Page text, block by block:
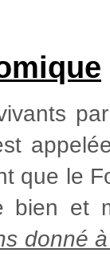
que le
bien
donné